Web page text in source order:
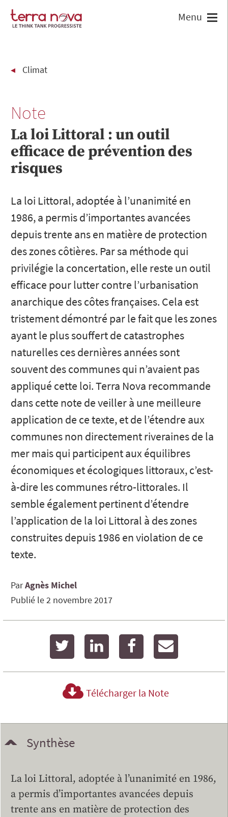
Climat
Note
La loi Littoral : un outil
efficace de prévention des
risques
La loi Littoral, adoptée à l’unanimité en
1986, a permis d’importantes avancées
depuis trente ans en matière de protection
des zones côtières. Par sa méthode qui
privilégie la concertation, elle reste un outil
efficace pour lutter contre l’urbanisation
anarchique des côtes françaises. Cela est
tristement démontré par le fait que les zones
ayant le plus souffert de catastrophes
naturelles ces dernières années sont
souvent des communes qui n’avaient pas
appliqué cette loi. Terra Nova recommande
dans cette note de veiller à une meilleure
application de ce texte, et de l’étendre aux
communes non directement riveraines de la
mer mais qui participent aux équilibres
économiques et écologiques littoraux, c’est-
à-dire les communes rétro-littorales. Il
semble également pertinent d’étendre
l’application de la loi Littoral à des zones
construites depuis 1986 en violation de ce
texte.
ParAgnès Michel
Publié le2 novembre 2017
twitter linkedin facebook
Télécharger la Note
Synthèse
La loi Littoral, adoptée à l’unanimité en 1986,
a permis d’importantes avancées depuis
trente ans en matière de protection des